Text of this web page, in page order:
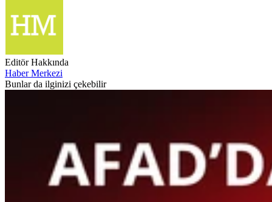
Editör Hakkında
Haber Merkezi
Bunlar da ilginizi çekebilir